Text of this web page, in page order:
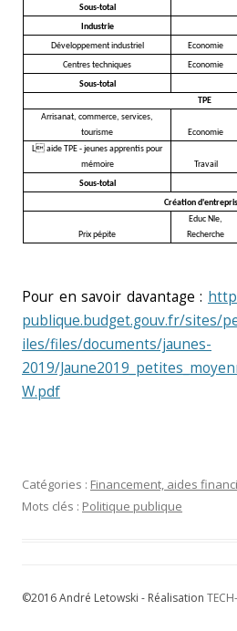
Sous-total
Industrie
Développement industriel
Economie
Centres techniques
Economie
Sous-total
TPE
Arrisanat, commerce, services,
tourisme
Economie
L aide TPE - jeunes apprentis pour
mémoire
Travail
Sous-total
Création
Prix pépite
Educ Nle,
Recherche
Pour en savoir davantage :
publique.budget.gouv.fr/sites/
iles/files/documents/jaunes-
2019/
W.pdf
Catégories : Financement, aides
Mots clés : Politique publique
©2016 André Letowski - Réalisation